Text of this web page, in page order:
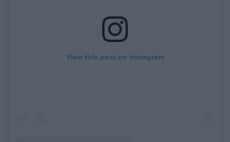
View this post on Instagram